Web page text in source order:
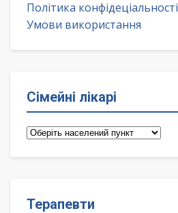
Політика конфідеціальності
Умови використання
Сімейні лікарі
Сімейні
Терапевти